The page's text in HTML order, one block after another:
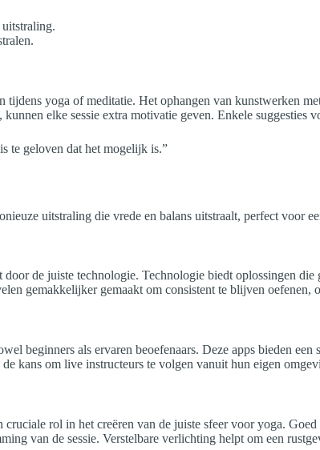
uitstraling.
yoga of meditatie. Het ophangen van kunstwerken
elke sessie extra motivatie geven. Enkele suggesties
te geloven dat het mogelijk is.”
uitstraling die vrede en balans uitstraalt, perfect voor
de juiste technologie. Technologie biedt oplossingen
gemakkelijker gemaakt om consistent te blijven oefenen,
beginners als ervaren beoefenaars. Deze apps bieden een
kans om live instructeurs te volgen vanuit hun eigen
rol in het creëren van de juiste sfeer voor yoga.
van de sessie. Verstelbare verlichting helpt om een